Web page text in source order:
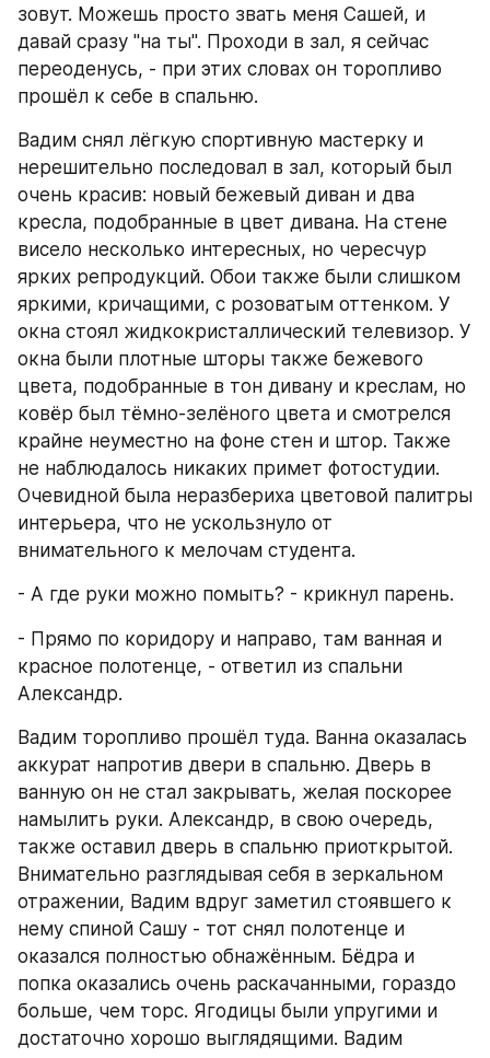
зовут. Можешь просто звать меня Сашей, и
давай сразу "на ты". Проходи в зал, я сейчас
переоденусь, - при этих словах он торопливо
прошёл к себе в спальню.
Вадим снял лёгкую спортивную мастерку и
нерешительно последовал в зал, который был
очень красив: новый бежевый диван и два
кресла, подобранные в цвет дивана. На стене
висело несколько интересных, но чересчур
ярких репродукций. Обои также были слишком
яркими, кричащими, с розоватым оттенком. У
окна стоял жидкокристаллический телевизор. У
окна были плотные шторы также бежевого
цвета, подобранные в тон дивану и креслам, но
ковёр был тёмно-зелёного цвета и смотрелся
крайне неуместно на фоне стен и штор. Также
не наблюдалось никаких примет фотостудии.
Очевидной была неразбериха цветовой палитры
интерьера, что не ускользнуло от
внимательного к мелочам студента.
- А где руки можно помыть? - крикнул парень.
- Прямо по коридору и направо, там ванная и
красное полотенце, - ответил из спальни
Александр.
Вадим торопливо прошёл туда. Ванна оказалась
аккурат напротив двери в спальню. Дверь в
ванную он не стал закрывать, желая поскорее
намылить руки. Александр, в свою очередь,
также оставил дверь в спальню приоткрытой.
Внимательно разглядывая себя в зеркальном
отражении, Вадим вдруг заметил стоявшего к
нему спиной Сашу - тот снял полотенце и
оказался полностью обнажённым. Бёдра и
попка оказались очень раскачанными, гораздо
больше, чем торс. Ягодицы были упругими и
достаточно хорошо выглядящими. Вадим